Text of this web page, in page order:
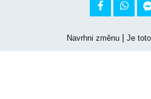
 
Navrhni změnu| Je